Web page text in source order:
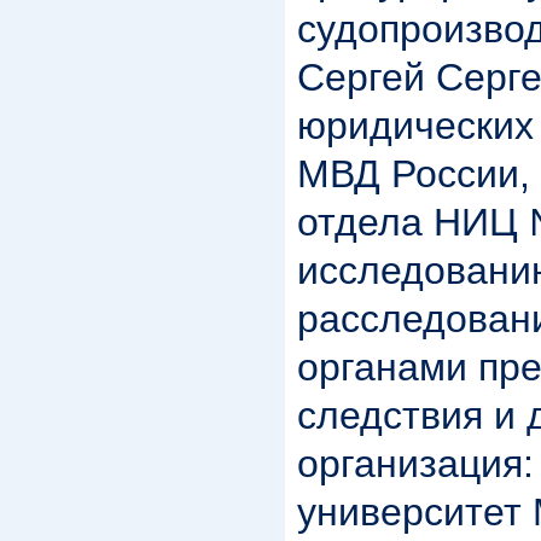
Сергей
МВД России,
отдела НИЦ
органами
следствия и